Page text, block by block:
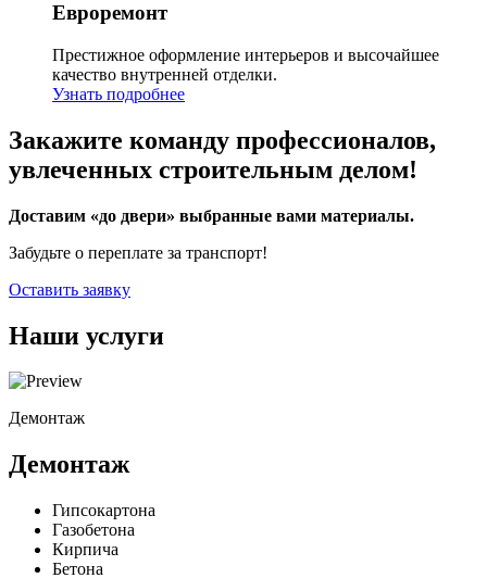
Евроремонт
Престижное оформление интерьеров и высочайшее
качество внутренней отделки.
Узнать подробнее
Закажите команду профессионалов,
увлеченных строительным делом!
Доставим «до двери» выбранные вами материалы.
Забудьте о переплате за транспорт!
Оставить заявку
Наши услуги
Демонтаж
Демонтаж
Гипсокартона
Газобетона
Кирпича
Бетона